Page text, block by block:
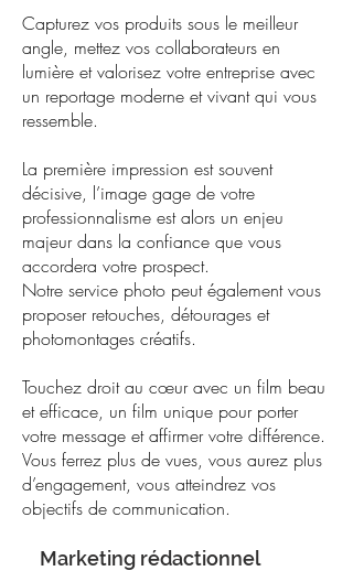
Capturez vos produits sous le meilleur
angle, mettez vos collaborateurs en
lumière et valorisez votre entreprise avec
un reportage moderne et vivant qui vous
ressemble.
La première impression est souvent
décisive, l’image gage de votre
professionnalisme est alors un enjeu
majeur dans la confiance que vous
accordera votre prospect.
Notre service photo peut également vous
proposer retouches, détourages et
photomontages créatifs.
Touchez droit au cœur avec un film beau
et efficace, un film unique pour porter
votre message et affirmer votre différence.
Vous ferrez plus de vues, vous aurez plus
d’engagement, vous atteindrez vos
objectifs de communication.
Marketing rédactionnel